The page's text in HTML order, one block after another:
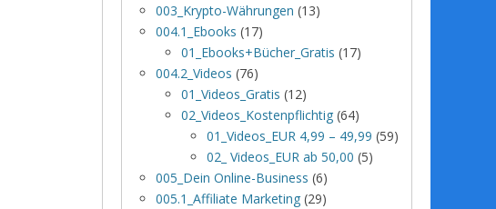
003_Krypto-Währungen (13)
004.1_Ebooks (17)
01_Ebooks+Bücher_Gratis (17)
004.2_Videos (76)
01_Videos_Gratis (12)
02_Videos_Kostenpflichtig (64)
01_Videos_EUR 4,99 – 49,99 (59)
02_ Videos_EUR ab 50,00 (5)
005_Dein Online-Business (6)
005.1_Affiliate Marketing (29)